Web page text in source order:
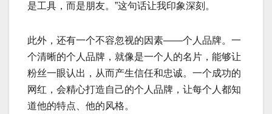
是工具，而是朋友。”这句话让我印象深刻。
此外，还有一个不容忽视的因素——个人品牌。一
个清晰的个人品牌，就像是一个人的名片，能够让
粉丝一眼认出，从而产生信任和忠诚。一个成功的
网红，会精心打造自己的个人品牌，让每个人都知
道他的特点、他的风格。